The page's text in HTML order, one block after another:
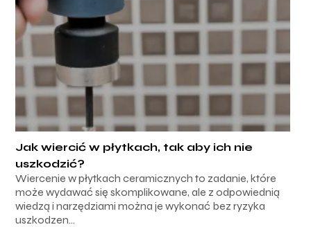
Jak wiercić w płytkach, tak aby ich nie
uszkodzić?
Wiercenie w płytkach ceramicznych to zadanie, które
może wydawać się skomplikowane, ale z odpowiednią
wiedzą i narzędziami można je wykonać bez ryzyka
uszkodzen...